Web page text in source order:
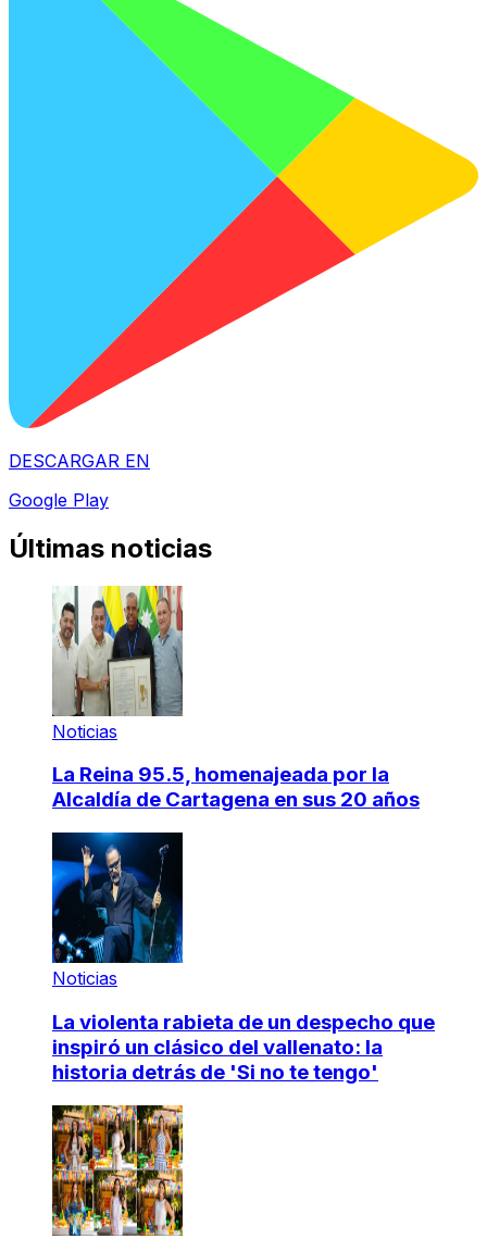
DESCARGAR EN
Google Play
Últimas noticias
Noticias
La Reina 95.5, homenajeada por la
Alcaldía de Cartagena en sus 20 años
Noticias
La violenta rabieta de un despecho que
inspiró un clásico del vallenato: la
historia detrás de 'Si no te tengo'